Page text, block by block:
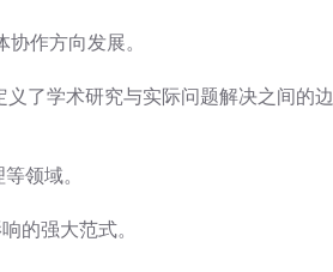
作方向发展。
了学术研究与实际问题解决之间的
领域。
的强大范式。